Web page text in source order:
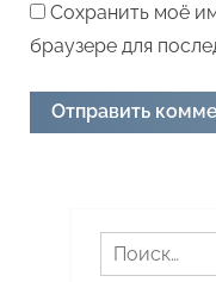
Сохранить моё
браузере для
Найти: